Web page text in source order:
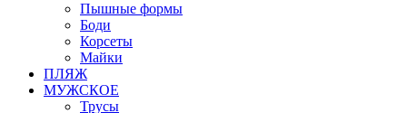
Пышные формы
Боди
Корсеты
Майки
ПЛЯЖ
МУЖСКОЕ
Трусы